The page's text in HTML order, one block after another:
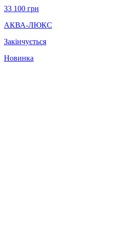
33 100 грн
АКВА-ЛЮКС
Закінчується
Новинка